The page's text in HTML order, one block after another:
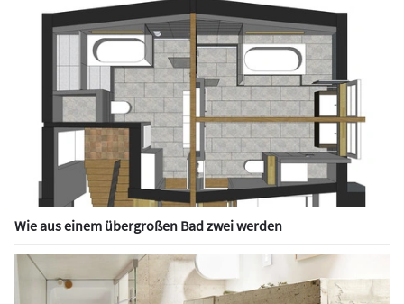
Wie aus einem übergroßen Bad zwei werden